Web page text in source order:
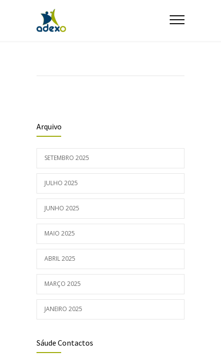
Arquivo
SETEMBRO 2025
JULHO 2025
JUNHO 2025
MAIO 2025
ABRIL 2025
MARÇO 2025
JANEIRO 2025
Sáude Contactos